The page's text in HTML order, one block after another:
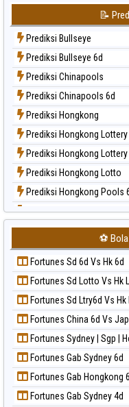
Paito Harian Japan 6d
Paito Harian Korea
Paito Harian Kuda Lari
Paito Harian Magnum
Paito Harian Nagoya
Paito Harian New York
Paito Harian North
Paito Harian Pcso
Paito Harian Pennsylvania
Paito Harian Sao Paulo
Paito Harian Singapore
Paito Harian Sydney
Paito Harian Sydney
Paito Harian Sydney
Paito Harian Sydney
Paito Harian Sydney
Paito Harian Taipei
Paito Harian Taiwan
📝
Prediksi Bullseye
Prediksi Bullseye 6d
Prediksi Chinapools
Prediksi Chinapools 6d
Prediksi Hongkong
Prediksi Hongkong Lottery
Prediksi Hongkong Lottery
Prediksi Hongkong Lotto
Prediksi Hongkong Pools
Prediksi Japan
Prediksi Japan 6d
Prediksi Korea
Prediksi Kuda Lari
Prediksi Magnum
Prediksi Nagoya
Prediksi North Carolina
Prediksi Pcso
Prediksi Sao Paulo
Prediksi Singapore
Prediksi Sydney
⚽
Fortunes Sd 6d Vs Hk 6d
Fortunes Sd Lotto Vs Hk
Fortunes Sd Ltry6d Vs Hk
Fortunes China 6d Vs
Fortunes Sydney | Sgp |
Fortunes Gab Sydney 6d
Fortunes Gab Hongkong
Fortunes Gab Sydney 4d